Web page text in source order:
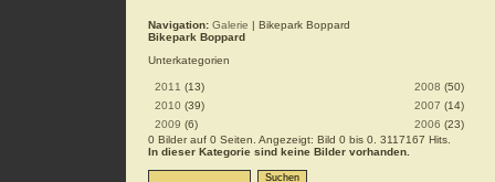
Navigation: Galerie | Bikepark Boppard
Bikepark Boppard
Unterkategorien
2011 (13)
2010 (39)
2009 (6)
2008 (50)
2007 (14)
2006 (23)
0 Bilder auf 0 Seiten. Angezeigt: Bild 0 bis 0. 3117167 Hits.
In dieser Kategorie sind keine Bilder vorhanden.